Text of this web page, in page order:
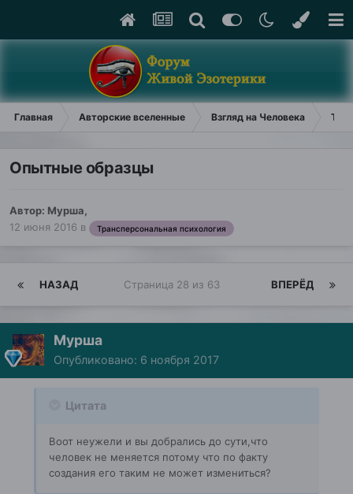
Главная Авторские вселенные Взгляд на Человека
Опытные образцы
Автор: Мурша,
12 июня 2016 в Трансперсональная психология
НАЗАД ВПЕРЁД
Страница 28 из 63
Мурша
Опубликовано: 6 ноября 2017
Цитата
Воот неужели и вы добрались до сути,что
человек не меняется потому что по факту
создания его таким не может измениться?